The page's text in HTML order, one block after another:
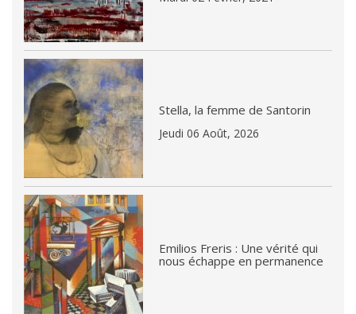
Stella, la femme de Santorin
Jeudi 06 Août, 2026
Emilios Freris : Une vérité qui
nous échappe en permanence